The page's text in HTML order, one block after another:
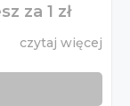
za 1 zł
czytaj więcej